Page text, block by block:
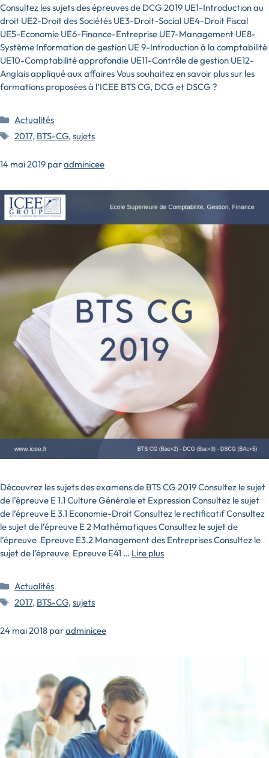
Consultez les sujets des épreuves de DCG 2019 UE1-Introduction au
droit UE2-Droit des Sociétés UE3-Droit-Social UE4-Droit Fiscal
UE5-Economie UE6-Finance-Entreprise UE7-Management UE8-
Système Information de gestion UE 9-Introduction à la comptabilité
UE10-Comptabilité approfondie UE11-Contrôle de gestion UE12-
Anglais appliqué aux affaires Vous souhaitez en savoir plus sur les
formations proposées à l’ICEE BTS CG, DCG et DSCG ?
Catégories
Actualités
Étiquettes
2017, BTS-CG, sujets
14 mai 2019 paradminicee
Découvrez les sujets des examens de BTS CG 2019 Consultez le sujet
de l’épreuve E 1.1 Culture Générale et Expression Consultez le sujet
de l’épreuve E 3.1 Economie-Droit Consultez le rectificatif Consultez
le sujet de l’épreuve E 2 Mathématiques Consultez le sujet de
l’épreuve Epreuve E3.2 Management des Entreprises Consultez le
sujet de l’épreuve Epreuve E41 … Lire plus
Catégories
Actualités
Étiquettes
2017, BTS-CG, sujets
24 mai 2018 paradminicee